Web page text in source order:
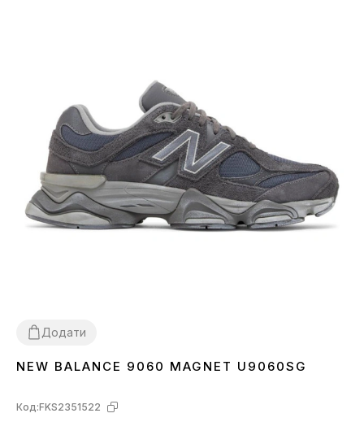
Додати
3637 3839404142 43 4445 46
NEW BALANCE 9060 MAGNET U9060SG
Код:FKS2351522